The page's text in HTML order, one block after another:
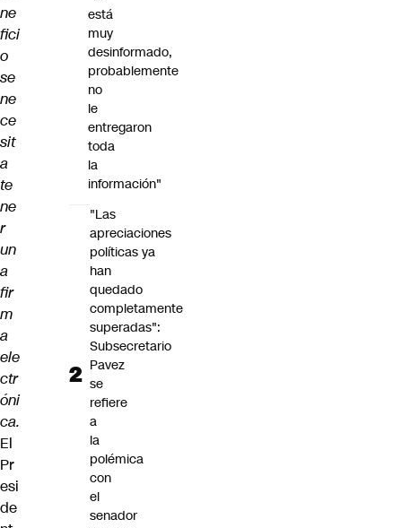
ne
fici
o
se
ne
ce
sit
a
te
ne
r
un
a
fir
m
a
ele
ctr
óni
ca.
El
Pr
esi
de
está
muy
desinformado,
probablemente
no
le
entregaron
toda
la
información"
"Las
apreciaciones
políticas ya
han
quedado
completamente
superadas":
Subsecretario
Pavez
se
refiere
a
la
polémica
con
el
senador